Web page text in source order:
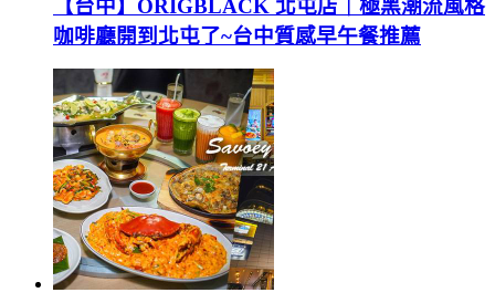
【台中】ORIGBLACK 北屯店｜極黑潮流風格
咖啡廳開到北屯了~台中質感早午餐推薦